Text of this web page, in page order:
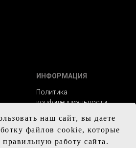
наш сайт, вы даете
файлов cookie, которые
работу сайта.
ИНФОРМАЦИЯ
Политика
конфиденциальности
Заказ и сроки
изготовления
Доставка